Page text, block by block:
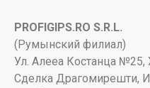
PROFIGIPS.RO S.R.L.
(Румынский филиал)
Ул. Алееа Костанца №25,
Сделка Драгомирешти,